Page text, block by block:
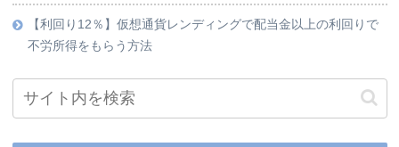
【利回り12％】仮想通貨レンディングで配当金以上の利回りで
不労所得をもらう方法